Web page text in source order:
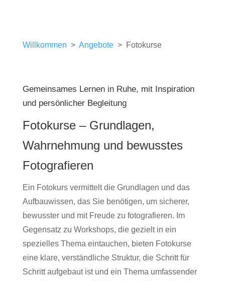
Willkommen > Angebote> Fotokurse
Gemeinsames Lernen in Ruhe, mit Inspiration
und persönlicher Begleitung
Fotokurse – Grundlagen,
Wahrnehmung und bewusstes
Fotografieren
Ein Fotokurs vermittelt die Grundlagen und das
Aufbauwissen, das Sie benötigen, um sicherer,
bewusster und mit Freude zu fotografieren. Im
Gegensatz zu Workshops, die gezielt in ein
spezielles Thema eintauchen, bieten Fotokurse
eine klare, verständliche Struktur, die Schritt für
Schritt aufgebaut ist und ein Thema umfassender